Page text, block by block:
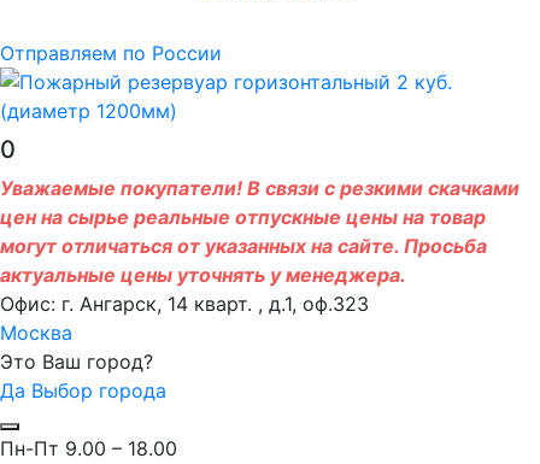
Отправляем по России
0
Уважаемые покупатели! В связи с резкими скачками
цен на сырье реальные отпускные цены на товар
могут отличаться от указанных на сайте. Просьба
актуальные цены уточнять у менеджера.
Офис: г. Ангарск, 14 кварт. , д.1, оф.323
Москва
Это Ваш город?
Да Выбор города
Пн-Пт 9.00 – 18.00